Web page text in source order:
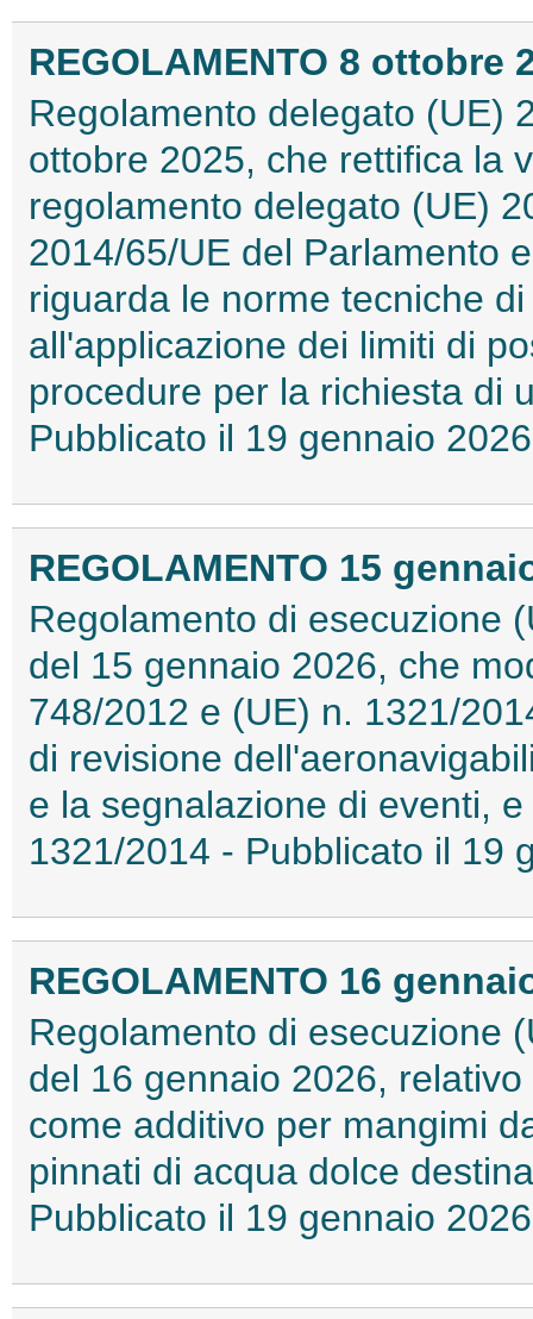
REGOLAMENTO 8 ottobre
Regolamento delegato (UE)
ottobre 2025, che rettifica la
regolamento delegato (UE)
2014/65/UE del Parlamento
riguarda le norme tecniche
all'applicazione dei limiti di
procedure per la richiesta di
Pubblicato il 19 gennaio
REGOLAMENTO 15
Regolamento di esecuzione
del 15 gennaio 2026, che
748/2012 e (UE) n. 1321/
di revisione
e la segnalazione di eventi,
1321/2014 - Pubblicato il 19
REGOLAMENTO 16
Regolamento di esecuzione
del 16 gennaio 2026,
come additivo per mangimi
pinnati di acqua dolce
Pubblicato il 19 gennaio